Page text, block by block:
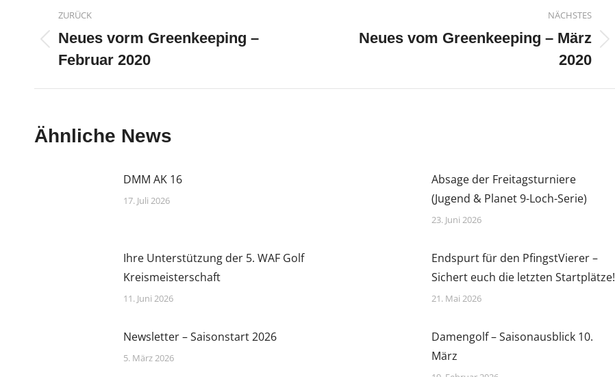
ZURÜCK
Vorheriger
Beitrag:
Neues vorm Greenkeeping –
Februar 2020
NÄCHSTES
Nächster
Neues vom Greenkeeping – März
2020
Ähnliche News
DMM AK 16
17. Juli 2026
Absage der Freitagsturniere
(Jugend & Planet 9-Loch-Serie)
23. Juni 2026
Ihre Unterstützung der 5. WAF Golf
Kreismeisterschaft
11. Juni 2026
Endspurt für den PfingstVierer –
Sichert euch die letzten Startplätze!
21. Mai 2026
Newsletter – Saisonstart 2026
5. März 2026
Damengolf – Saisonausblick 10.
März